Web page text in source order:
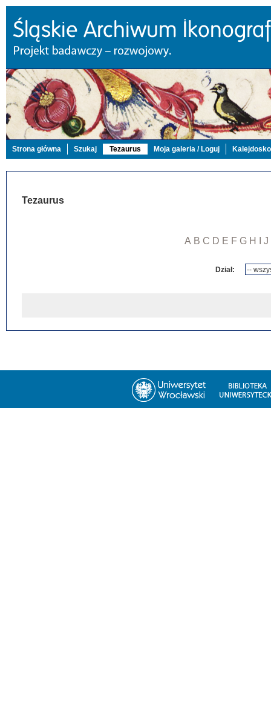
Strona główna Szukaj Tezaurus Moja galeria / Loguj
Tezaurus
A B C D E F G H J
Dział: